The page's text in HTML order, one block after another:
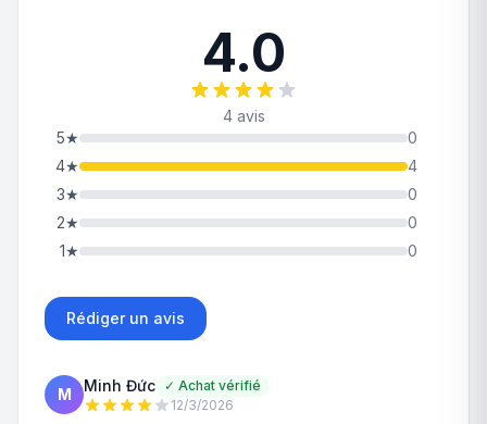
4.0
4 avis
5★
0
4★
4
3★
0
2★
0
1★ 0
Rédiger un avis
M Minh Đức ✓ Achat vérifié
12/3/2026